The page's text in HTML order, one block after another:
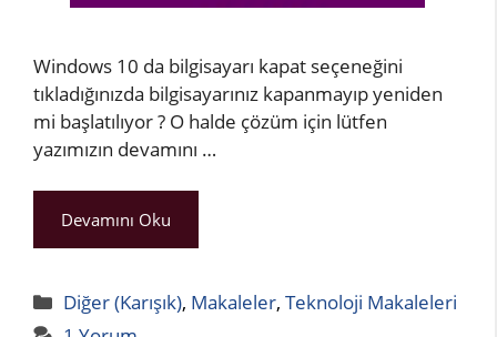
Windows 10 da bilgisayarı kapat seçeneğini
tıkladığınızda bilgisayarınız kapanmayıp yeniden
mi başlatılıyor ? O halde çözüm için lütfen
yazımızın devamını …
Devamını Oku
Kategoriler
Diğer (Karışık), Makaleler,Teknoloji Makaleleri